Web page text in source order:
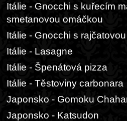
Itálie - Gnocchi s kuřecím
smetanovou omáčkou
Itálie - Gnocchi s
Itálie - Lasagne
Itálie - Špenátová pizza
Itálie - Těstoviny carbonara
Japonsko - Gomoku
Japonsko - Katsudon